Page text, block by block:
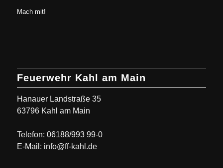
Mach mit!
Feuerwehr Kahl am Main
Hanauer Landstraße 35
63796 Kahl am Main
Telefon: 06188/993 99-0
E-Mail: info@ff-kahl.de